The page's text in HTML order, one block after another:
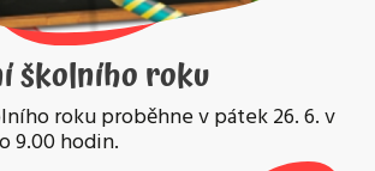
školního roku
roku proběhne v pátek 26. 6. v
9.00 hodin.